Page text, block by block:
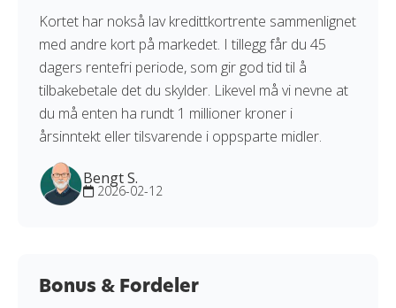
Kortet har nokså lav kredittkortrente sammenlignet
med andre kort på markedet. I tillegg får du 45
dagers rentefri periode, som gir god tid til å
tilbakebetale det du skylder. Likevel må vi nevne at
du må enten ha rundt 1 millioner kroner i
årsinntekt eller tilsvarende i oppsparte midler.
Bengt S.
2026-02-12
Bonus & Fordeler